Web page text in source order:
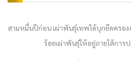
สามหมื่นปีก่อน เผ่าพันธุ์เทพได้บุกยึดครอ
ร้อยเผ่าพันธุ์ให้อยู่ภายใต้การ